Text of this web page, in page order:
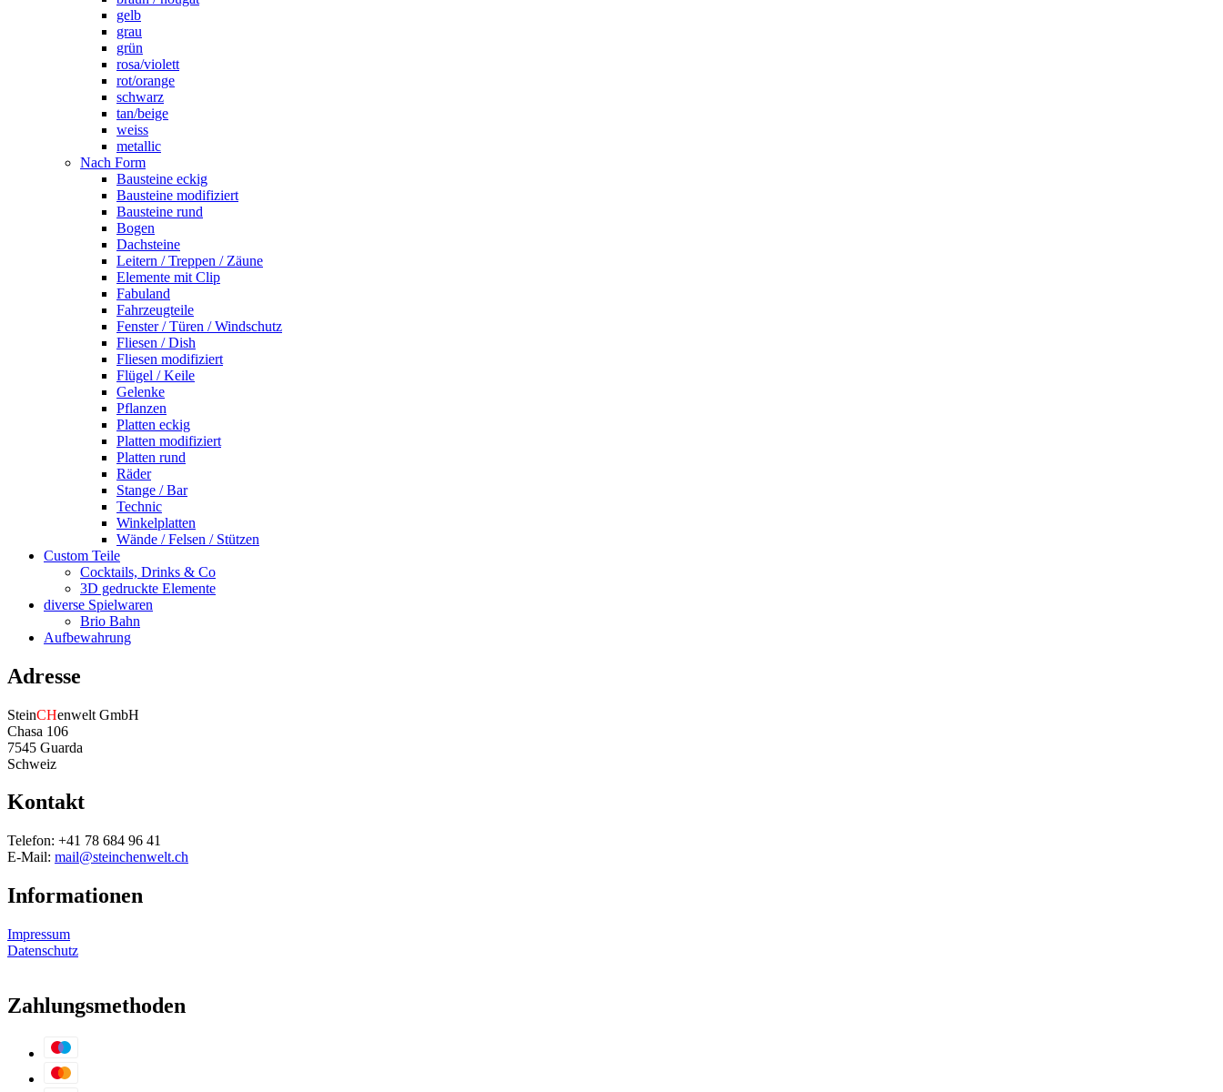
gelb
grau
grün
rosa/violett
rot/orange
schwarz
tan/beige
weiss
metallic
Nach Form
Bausteine eckig
Bausteine modifiziert
Bausteine rund
Bogen
Dachsteine
Leitern / Treppen / Zäune
Elemente mit Clip
Fabuland
Fahrzeugteile
Fenster / Türen / Windschutz
Fliesen / Dish
Fliesen modifiziert
Flügel / Keile
Gelenke
Pflanzen
Platten eckig
Platten modifiziert
Platten rund
Räder
Stange / Bar
Technic
Winkelplatten
Wände / Felsen / Stützen
Custom Teile
Cocktails, Drinks & Co
3D gedruckte Elemente
diverse Spielwaren
Brio Bahn
Aufbewahrung
Adresse
SteinCHenwelt GmbH
Chasa 106
7545 Guarda
Schweiz
Kontakt
Telefon: +41 78 684 96 41
E-Mail: mail@steinchenwelt.ch
Informationen
Impressum
Datenschutz
Zahlungsmethoden